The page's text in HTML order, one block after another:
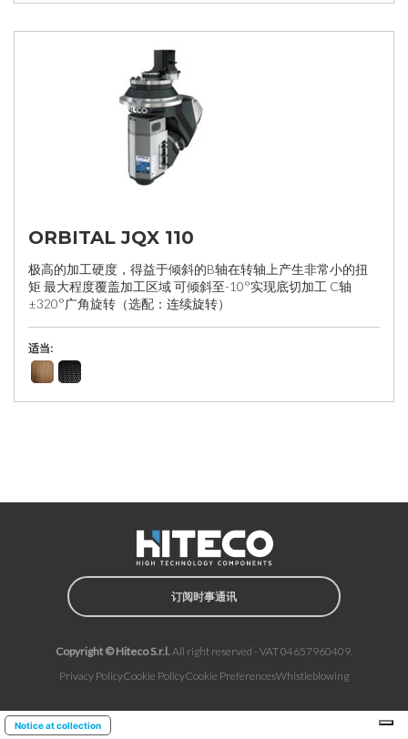
ORBITAL JQX 110
极高的加工硬度，得益于倾斜的B轴在转轴上产生非常小的扭
矩 最大程度覆盖加工区域 可倾斜至-10°实现底切加工 C轴
±320°广角旋转（选配：连续旋转）
适当:
订阅时事通讯
Copyright © Hiteco S.r.l.All right reserved - VAT 04657960409.
Privacy PolicyCookie PolicyCookie PreferencesWhistleblowing
Notice at collection